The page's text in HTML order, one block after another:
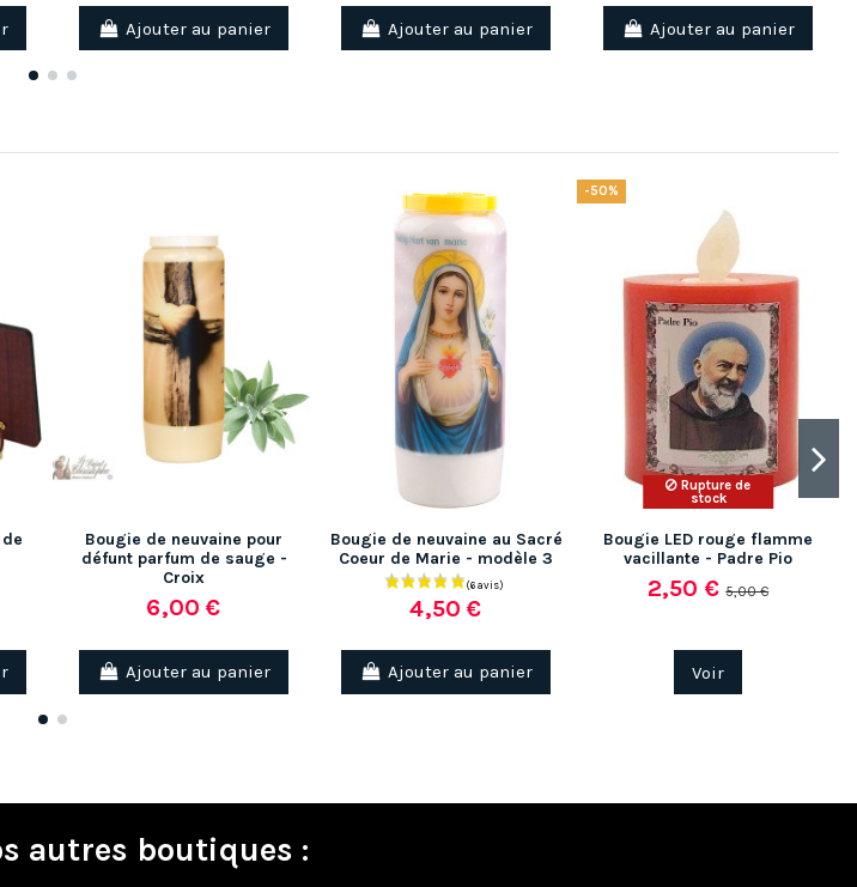
Ajouter au panier Ajouter au panier Ajouter au panier
Bougie de neuvaine pour
défunt parfum de sauge -
Croix
6,00 €
Ajouter au panier
Bougie de neuvaine au Sacré
Coeur de Marie - modèle 3
4,50 €
Ajouter au panier
-50%
Rupture de
stock
Bougie LED rouge flamme
vacillante - Padre Pio
2,50 €5,00 €
Voir
autres boutiques :